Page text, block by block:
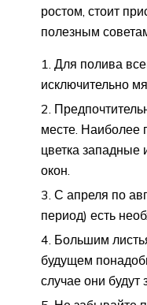
ростом, стоит
полезным
Для полива
исключительно
месте. Наиболее
цветка западные
окон.
С апреля по
период) есть
Большим
будущем
случае они будут